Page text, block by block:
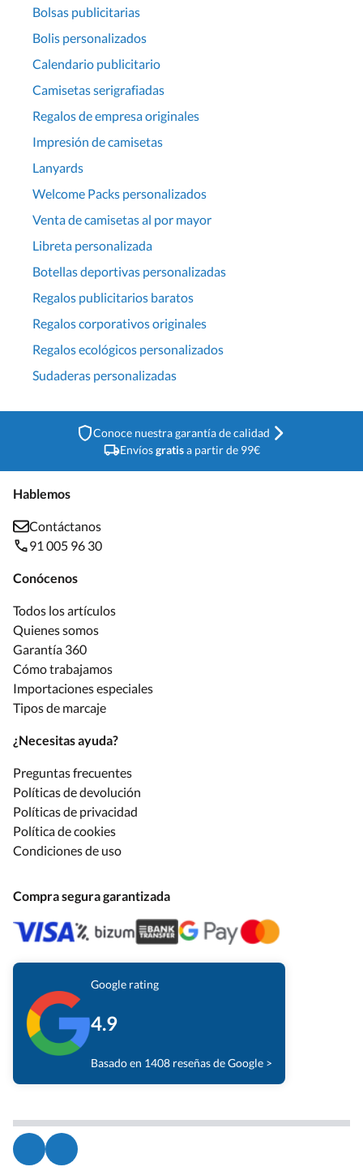
Bolsas publicitarias
Bolis personalizados
Calendario publicitario
Camisetas serigrafiadas
Regalos de empresa originales
Impresión de camisetas
Lanyards
Welcome Packs personalizados
Venta de camisetas al por mayor
Libreta personalizada
Botellas deportivas personalizadas
Regalos publicitarios baratos
Regalos corporativos originales
Regalos ecológicos personalizados
Sudaderas personalizadas
Conoce nuestra garantía de calidad
Envíosgratisa partir de 99€
Hablemos
Contáctanos
91 005 96 30
Conócenos
Todos los artículos
Quienes somos
Garantía 360
Cómo trabajamos
Importaciones especiales
Tipos de marcaje
¿Necesitas ayuda?
Preguntas frecuentes
Políticas de devolución
Políticas de privacidad
Política de cookies
Condiciones de uso
Compra segura garantizada
Google rating
4.9
Basado en 1408 reseñas de Google >